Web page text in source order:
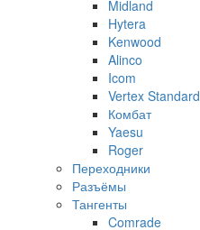
Midland
Hytera
Kenwood
Alinco
Icom
Vertex Standard
Комбат
Yaesu
Roger
Переходники
Разъёмы
Тангенты
Comrade